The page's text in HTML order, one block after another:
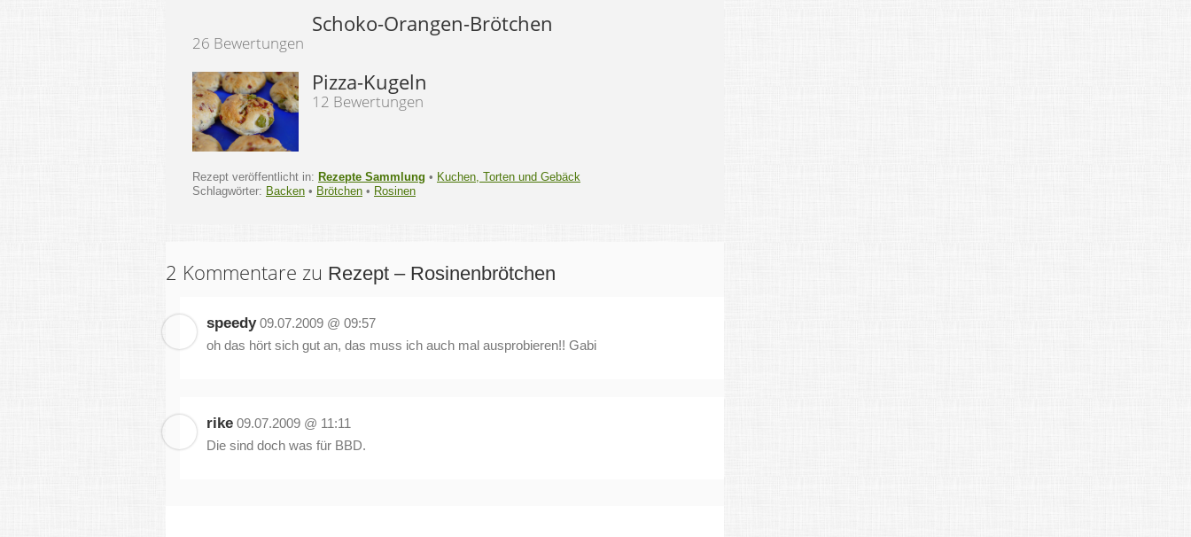
Schoko-Orangen-Brötchen
26 Bewertungen
Pizza-Kugeln
12 Bewertungen
Rezept veröffentlicht in: Rezepte Sammlung • Kuchen, Torten und Gebäck
Schlagwörter: Backen • Brötchen • Rosinen
2 Kommentare zu Rezept – Rosinenbrötchen
speedy 09.07.2009 @ 09:57
oh das hört sich gut an, das muss ich auch mal ausprobieren!! Gabi
rike 09.07.2009 @ 11:11
Die sind doch was für BBD.